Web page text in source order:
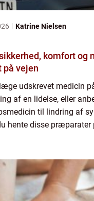
Katrine Nielsen
komfort og
på vejen
udskrevet medicin
af en lidelse, eller
til lindring af
hente disse præparater